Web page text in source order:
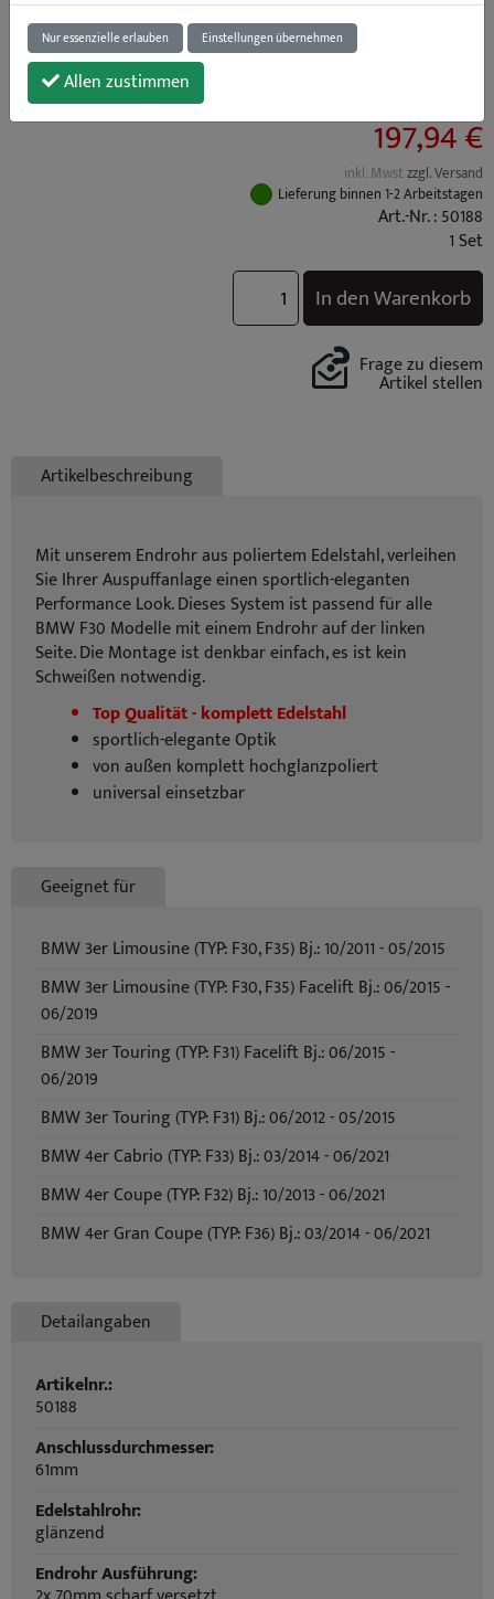
197,94 €
inkl. Mwstzzgl. Versand
Lieferung binnen 1-2 Arbeitstagen
Art.-Nr. : 50188
1 Set
In den Warenkorb
Frage zu diesem
Artikel stellen
Artikelbeschreibung
Mit unserem Endrohr aus poliertem Edelstahl, verleihen
Sie Ihrer Auspuffanlage einen sportlich-eleganten
Performance Look. Dieses System ist passend für alle
BMW F30 Modelle mit einem Endrohr auf der linken
Seite. Die Montage ist denkbar einfach, es ist kein
Schweißen notwendig.
Top Qualität - komplett Edelstahl
sportlich-elegante Optik
von außen komplett hochglanzpoliert
universal einsetzbar
Geeignet für
BMW 3er Limousine (TYP: F30, F35) Bj.: 10/2011 - 05/2015
BMW 3er Limousine (TYP: F30, F35) Facelift Bj.: 06/2015 -
06/2019
BMW 3er Touring (TYP: F31) Facelift Bj.: 06/2015 -
06/2019
BMW 3er Touring (TYP: F31) Bj.: 06/2012 - 05/2015
BMW 4er Cabrio (TYP: F33) Bj.: 03/2014 - 06/2021
BMW 4er Coupe (TYP: F32) Bj.: 10/2013 - 06/2021
BMW 4er Gran Coupe (TYP: F36) Bj.: 03/2014 - 06/2021
Detailangaben
Artikelnr.:
50188
Anschlussdurchmesser:
61mm
Edelstahlrohr:
glänzend
Endrohr Ausführung:
Nur essenzielle erlauben Einstellungen übernehmen
Allen zustimmen